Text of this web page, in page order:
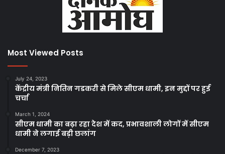
Most Viewed Posts
July 24, 2023
केंद्रीय मंत्री नितिन गडकरी से मिले सीएम धामी, इन मुद्दों पर हुई
चर्चा
March 1, 2024
सीएम धामी का बढ़ा रहा देश में कद, प्रभावशाली लोगों में सीएम
धामी ने लगाई बड़ी छलांग
December 7, 2023